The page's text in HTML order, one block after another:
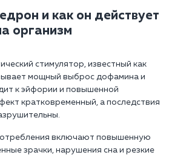
и как он действует
организм
стимулятор, известный как
мощный выброс дофамина и
к эйфории и повышенной
кратковременный, а последствия
включают повышенную
зрачки, нарушения сна и резкие